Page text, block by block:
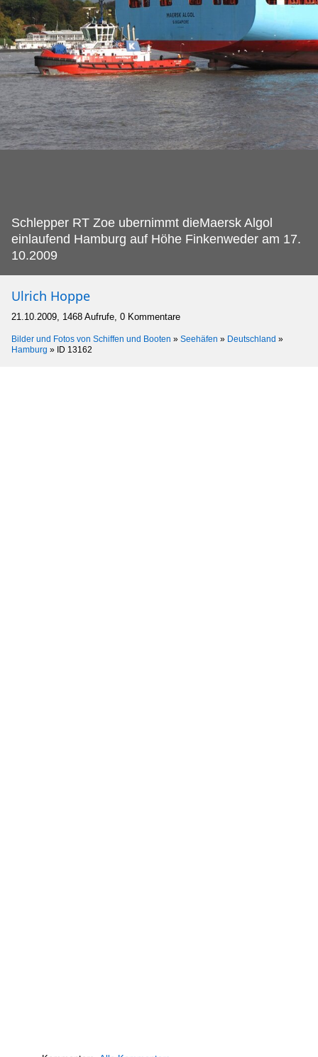
Schlepper RT Zoe ubernimmt dieMaersk Algol
einlaufend Hamburg auf Höhe Finkenweder am 17.
10.2009
Ulrich Hoppe
21.10.2009, 1468 Aufrufe, 0 Kommentare
Bilder und Fotos von Schiffen und Booten » Seehäfen » Deutschland »
Hamburg » ID 13162